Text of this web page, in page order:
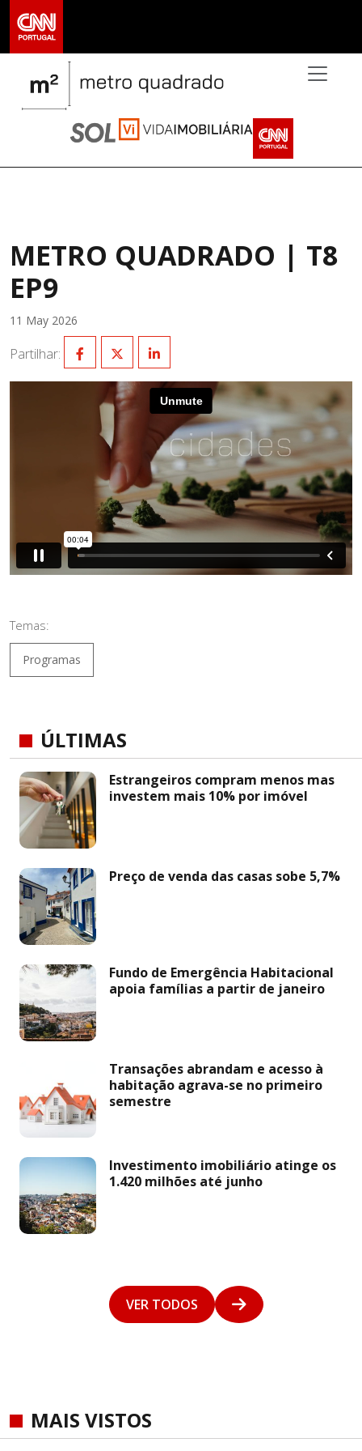
METRO QUADRADO | T8
EP9
11 May 2026
Partilhar:
Temas:
Programas
ÚLTIMAS
Estrangeiros compram menos mas
investem mais 10% por imóvel
Preço de venda das casas sobe 5,7%
Fundo de Emergência Habitacional
apoia famílias a partir de janeiro
Transações abrandam e acesso à
habitação agrava-se no primeiro
semestre
Investimento imobiliário atinge os
1.420 milhões até junho
VER TODOS
MAIS VISTOS